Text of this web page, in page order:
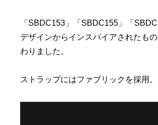
「SBDC153」「SBDC155」「
デザインからインスパイアされたも
わりました。
ストラップにはファブリックを採用